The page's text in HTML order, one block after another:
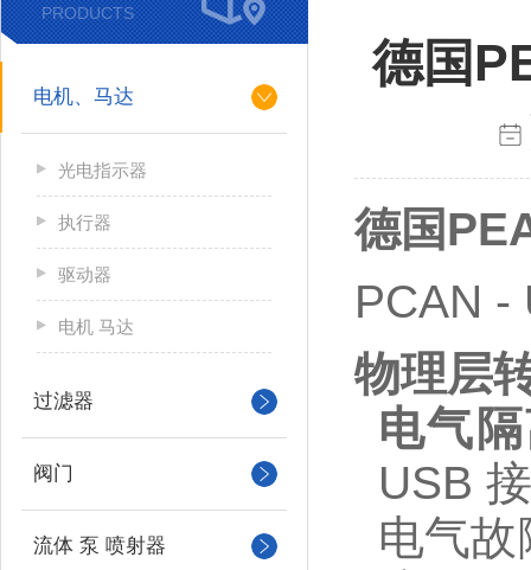
PRODUCTS
电机、马达
光电指示器
执行器
驱动器
电机 马达
过滤器
阀门
流体 泵 喷射器
德国
德国
PCAN -
物理层
电气
USB
电气